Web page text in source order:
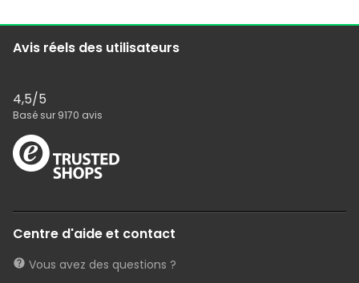
Avis réels des utilisateurs
4,5/5
Basé sur 9170 avis
Centre d'aide et contact
Vous avez des questions ?